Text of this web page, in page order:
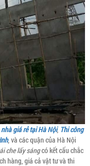
giá rẻ tại Hà Nội, Thi công
, và các quận của Hà Nội
che lấy sángcó kết cấu chắc
hàng, giá cả vật tư và thi